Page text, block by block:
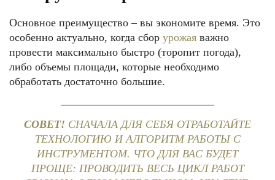
Основное преимущество – вы экономите время. Это
особенно актуально, когда сбор урожая важно
провести максимально быстро (торопит погода),
либо объемы площади, которые необходимо
обработать достаточно большие.
СОВЕТ! СНАЧАЛА ДЛЯ СЕБЯ ОТРАБОТАЙТЕ
ТЕХНОЛОГИЮ И АЛГОРИТМ РАБОТЫ С
ИНСТРУМЕНТОМ. ЧТО ДЛЯ ВАС БУДЕТ
ПРОЩЕ: ПРОВОДИТЬ ВЕСЬ ЦИКЛ РАБОТ